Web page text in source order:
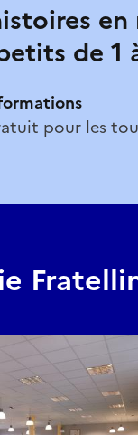
de 1
pour les